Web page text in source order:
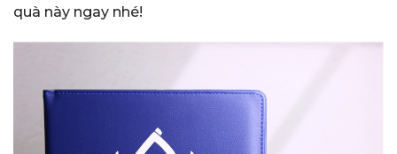
quà này ngay nhé!